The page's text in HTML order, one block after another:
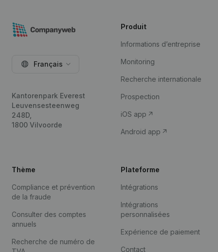
Français
Kantorenpark Everest
Leuvensesteenweg
248D,
1800 Vilvoorde
Produit
Informations d’entreprise
Monitoring
Recherche internationale
Prospection
iOS app
Android app
Thème
Compliance et prévention
de la fraude
Consulter des comptes
annuels
Recherche de numéro de
Plateforme
Intégrations
Intégrations
personnalisées
Expérience de paiement
Contact